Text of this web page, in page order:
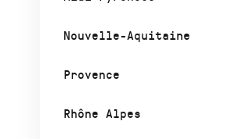
Nouvelle-Aquitaine
Provence
Rhône Alpes